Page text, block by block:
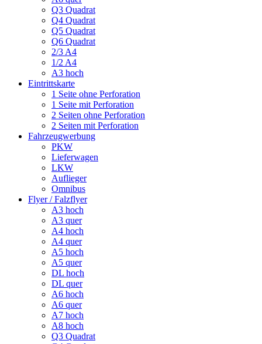
Q3 Quadrat
Q4 Quadrat
Q5 Quadrat
Q6 Quadrat
2/3 A4
1/2 A4
A3 hoch
Eintrittskarte
1 Seite ohne Perforation
1 Seite mit Perforation
2 Seiten ohne Perforation
2 Seiten mit Perforation
Fahrzeugwerbung
PKW
Lieferwagen
LKW
Auflieger
Omnibus
Flyer / Falzflyer
A3 hoch
A3 quer
A4 hoch
A4 quer
A5 hoch
A5 quer
DL hoch
DL quer
A6 hoch
A6 quer
A7 hoch
A8 hoch
Q3 Quadrat